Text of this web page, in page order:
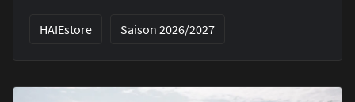
HAIEstore Saison 2026/2027